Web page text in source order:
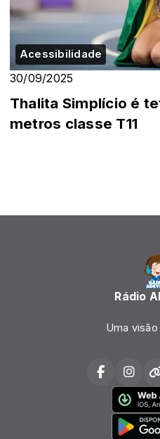
Acessibilidade
30/09/2025
Thalita Simplício é
metros classe T11
Rádio
Uma